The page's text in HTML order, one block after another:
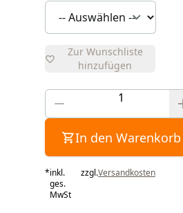
Zur Wunschliste
hinzufügen
In den Warenkorb
*inkl.
ges.
MwSt
zzgl.Versandkosten